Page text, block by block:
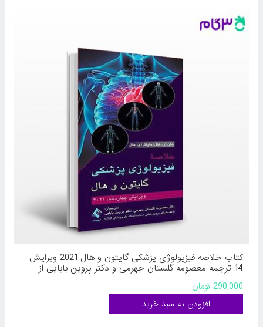
کتاب خلاصه فیزیولوژی پزشکی گایتون و هال 2021 ویرایش
14 ترجمه معصومه گلستان جهرمی و دکتر پروین بابایی از
ارجمند
290,000 تومان